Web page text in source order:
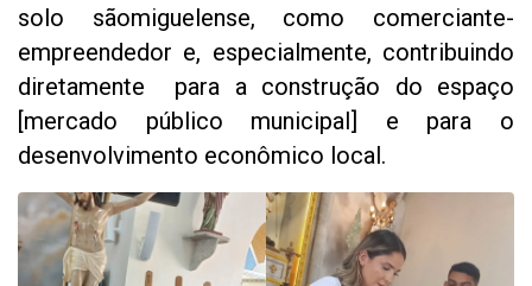
solo sãomiguelense, como comerciante-
empreendedor e, especialmente, contribuindo
diretamente para a construção do espaço
[mercado público municipal] e para o
desenvolvimento econômico local.